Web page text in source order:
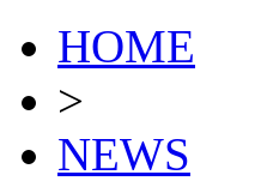
HOME
>
NEWS